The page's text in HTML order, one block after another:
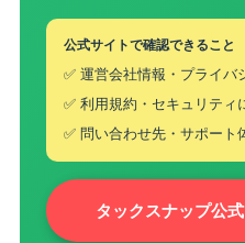
公式サイトで確認できること
✅ 運営会社情報・プライバ
✅ 利用規約・セキュリティ
✅ 問い合わせ先・サポート
タックスナップ公